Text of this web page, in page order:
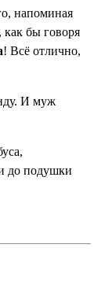
напоминая
как бы говоря
! Всё отлично,
И муж
до подушки